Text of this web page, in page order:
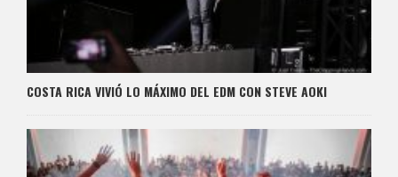
COSTA RICA VIVIÓ LO MÁXIMO DEL EDM CON STEVE AOKI